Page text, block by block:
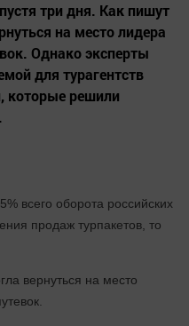
три дня. Как пишут
на место лидера
Однако эксперты
для турагентств
которые решили
всего оборота российских
продаж турпакетов, то
вернуться на место